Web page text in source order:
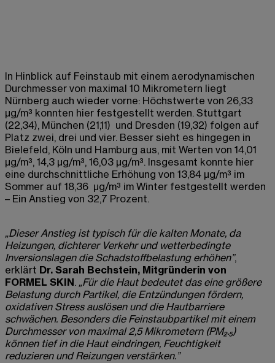
In Hinblick auf Feinstaub mit einem aerodynamischen
Durchmesser von maximal 10 Mikrometern liegt
Nürnberg auch wieder vorne: Höchstwerte von 26,33
µg/m³ konnten hier festgestellt werden. Stuttgart
(22,34), München (21,11) und Dresden (19,32) folgen auf
Platz zwei, drei und vier. Besser sieht es hingegen in
Bielefeld, Köln und Hamburg aus, mit Werten von 14,01
µg/m³, 14,3 µg/m³, 16,03 µg/m³. Insgesamt konnte hier
eine durchschnittliche Erhöhung von 13,84 µg/m³ im
Sommer auf 18,36 µg/m³ im Winter festgestellt werden
– Ein Anstieg von 32,7 Prozent.
„Dieser Anstieg ist typisch für die kalten Monate, da
Heizungen, dichterer Verkehr und wetterbedingte
Inversionslagen die Schadstoffbelastung erhöhen”,
erklärt Dr. Sarah Bechstein, Mitgründerin von
FORMEL SKIN. „Für die Haut bedeutet das eine größere
Belastung durch Partikel, die Entzündungen fördern,
oxidativen Stress auslösen und die Hautbarriere
schwächen. Besonders die Feinstaubpartikel mit einem
Durchmesser von maximal 2,5 Mikrometern (PM₂.₅)
können tief in die Haut eindringen, Feuchtigkeit
reduzieren und Reizungen verstärken.”